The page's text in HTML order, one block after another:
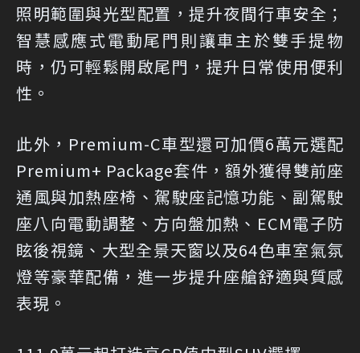
照明範圍與光型配置，提升夜間行車安全；
智慧感應式電動尾門則讓車主於雙手提物
時，仍可輕鬆開啟尾門，提升日常使用便利
性。
此外，Premium-C車型還可加價6萬元選配
Premium+ Package套件，額外獲得雙前座
通風與加熱座椅、駕駛座記憶功能、副駕駛
座八向電動調整、方向盤加熱、ECM電子防
眩後視鏡、大型全景天窗以及64色車室氣氛
燈等豪華配備，進一步提升座艙舒適與質感
表現。